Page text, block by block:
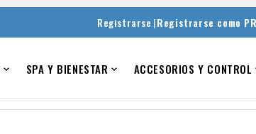
Registrarse |Registrarse como
 SPA Y BIENESTAR  ACCESORIOS Y CONTROL